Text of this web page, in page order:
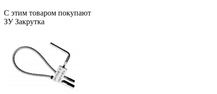
С этим товаром покупают
ЗУ Закрутка